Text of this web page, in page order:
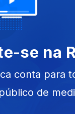
de Vila
se na
conta para
de